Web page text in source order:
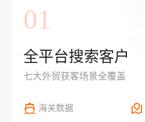
01
全平台搜索客户
七大外贸获客场景全覆盖
海关数据